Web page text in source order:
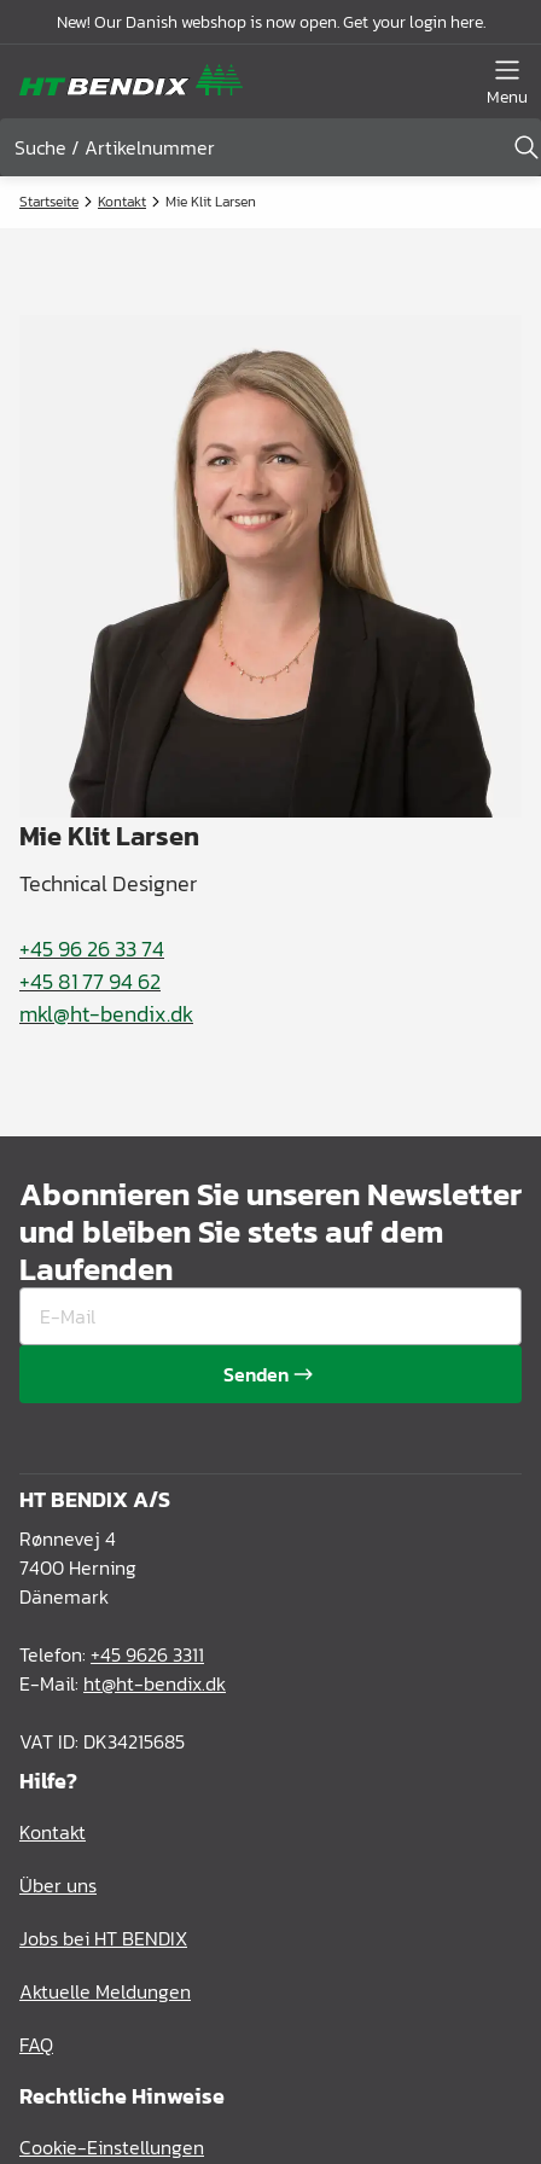
New! Our Danish webshop is now open. Get your login here.
Menu
Startseite Kontakt Mie Klit Larsen
Mie Klit Larsen
Technical Designer
+45 96 26 33 74
+45 81 77 94 62
mkl@ht-bendix.dk
Abonnieren Sie unseren Newsletter
und bleiben Sie stets auf dem
Laufenden
Senden
HT BENDIX A/S
Rønnevej 4
7400 Herning
Dänemark
Telefon: +45 9626 3311
E-Mail: ht@ht-bendix.dk
VAT ID: DK34215685
Hilfe?
Kontakt
Über uns
Jobs bei HT BENDIX
Aktuelle Meldungen
FAQ
Rechtliche Hinweise
Cookie-Einstellungen